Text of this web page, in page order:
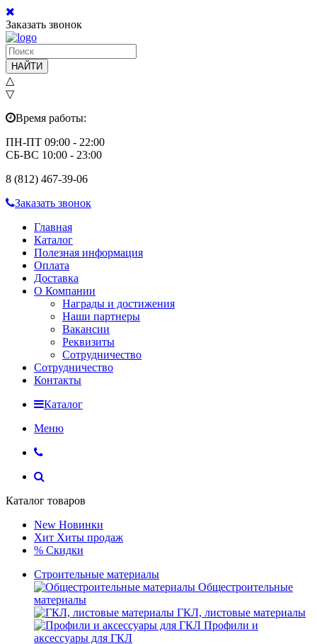
Заказать звонок
НАЙТИ
△
▽
Время работы:
ПН-ПТ 09:00 - 22:00
СБ-ВС 10:00 - 23:00
8 (812) 467-39-06
Заказать звонок
Главная
Каталог
Полезная информация
Оплата
Доставка
О Компании
Награды и достижения
Наши партнеры
Вакансии
Реквизиты
Сотрудничество
Сотрудничество
Контакты
Каталог
Меню
Каталог товаров
New Новинки
Хит Хиты продаж
% Скидки
Строительные материалы
Общестроительные
материалы
ГКЛ, листовые материалы
Профили и
аксессуары для ГКЛ